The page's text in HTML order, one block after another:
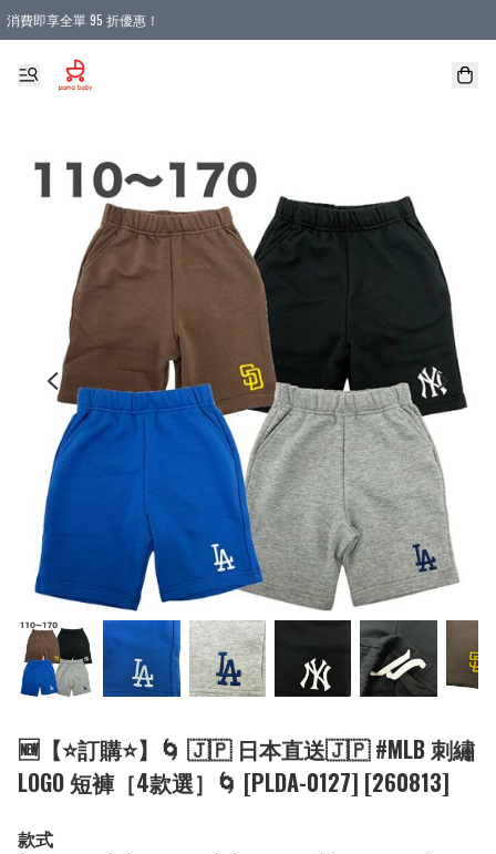
消費即享全單 95 折優惠！
購物滿 HKD 900.00即享免運費優惠！（適用於 本地送貨、本地取貨 )
🆕【⭐訂購⭐】🌀 🇯🇵 日本直送🇯🇵 #MLB 刺繡
LOGO 短褲［4款選］🌀 [PLDA-0127] [260813]
款式